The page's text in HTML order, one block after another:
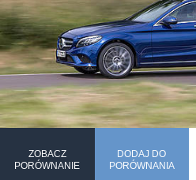
ZOBACZ
PORÓWNANIE
DODAJ DO
PORÓWNANIA